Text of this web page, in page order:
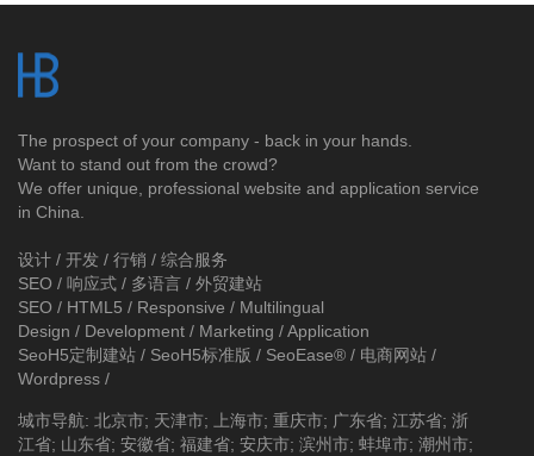
The prospect of your company - back in your hands.
Want to stand out from the crowd?
We offer unique, professional website and application service
in China.
设计 / 开发 / 行销 / 综合服务
SEO / 响应式 / 多语言 / 外贸建站
SEO / HTML5 / Responsive / Multilingual
Design / Development / Marketing / Application
SeoH5定制建站 / SeoH5标准版 / SeoEase® / 电商网站 /
Wordpress /
城市导航: 北京市; 天津市; 上海市; 重庆市; 广东省; 江苏省; 浙
江省; 山东省; 安徽省; 福建省; 安庆市; 滨州市; 蚌埠市; 潮州市;